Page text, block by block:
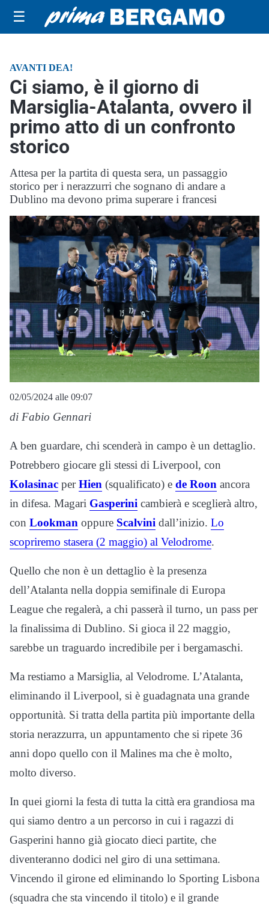
☰
AVANTI DEA!
Ci siamo, è il giorno di
Marsiglia-Atalanta, ovvero il
primo atto di un confronto
storico
Attesa per la partita di questa sera, un passaggio
storico per i nerazzurri che sognano di andare a
Dublino ma devono prima superare i francesi
02/05/2024 alle 09:07
di Fabio Gennari
A ben guardare, chi scenderà in campo è un dettaglio.
Potrebbero giocare gli stessi di Liverpool, con
Kolasinac perHien (squalificato) e de Roon ancora
in difesa. Magari Gasperini cambierà e sceglierà altro,
con Lookman oppure Scalvini dall’inizio. Lo
scopriremo stasera (2 maggio) al Velodrome.
Quello che non è un dettaglio è la presenza
dell’Atalanta nella doppia semifinale di Europa
League che regalerà, a chi passerà il turno, un pass per
la finalissima di Dublino. Si gioca il 22 maggio,
sarebbe un traguardo incredibile per i bergamaschi.
Ma restiamo a Marsiglia, al Velodrome. L’Atalanta,
eliminando il Liverpool, si è guadagnata una grande
opportunità. Si tratta della partita più importante della
storia nerazzurra, un appuntamento che si ripete 36
anni dopo quello con il Malines ma che è molto,
molto diverso.
In quei giorni la festa di tutta la città era grandiosa ma
qui siamo dentro a un percorso in cui i ragazzi di
Gasperini hanno già giocato dieci partite, che
diventeranno dodici nel giro di una settimana.
Vincendo il girone ed eliminando lo Sporting Lisbona
(squadra che sta vincendo il titolo) e il grande